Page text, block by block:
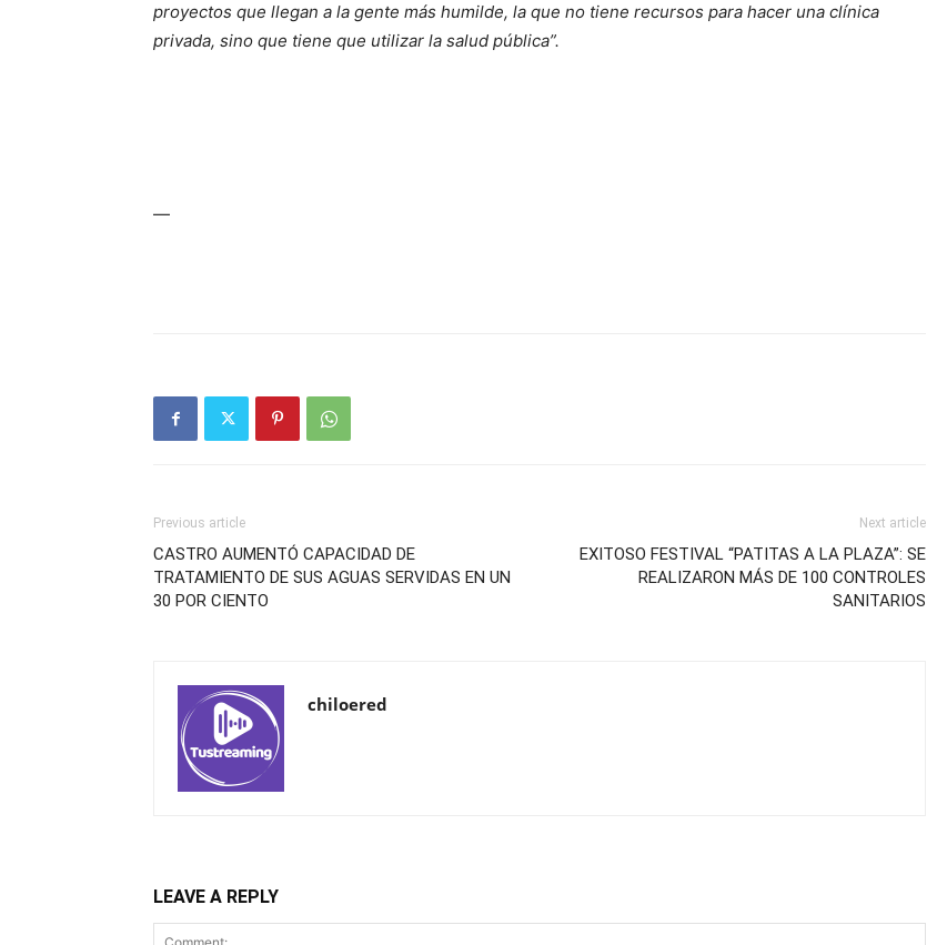
proyectos que llegan a la gente más humilde, la que no tiene recursos para hacer una clínica
privada, sino que tiene que utilizar la salud pública”.
—
Previous article
CASTRO AUMENTÓ CAPACIDAD DE
TRATAMIENTO DE SUS AGUAS SERVIDAS EN UN
30 POR CIENTO
Next article
EXITOSO FESTIVAL “PATITAS A LA PLAZA”: SE
REALIZARON MÁS DE 100 CONTROLES
SANITARIOS
chiloered
LEAVE A REPLY